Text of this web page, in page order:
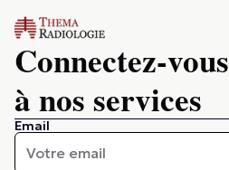
Connectez-vous
à nos services
Email